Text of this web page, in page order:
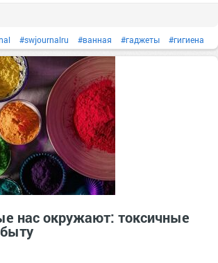
#swjournalru #ванная #гаджеты #гигиена
#зеркало #интерьер
#сантехника
нас окружают: токсичные